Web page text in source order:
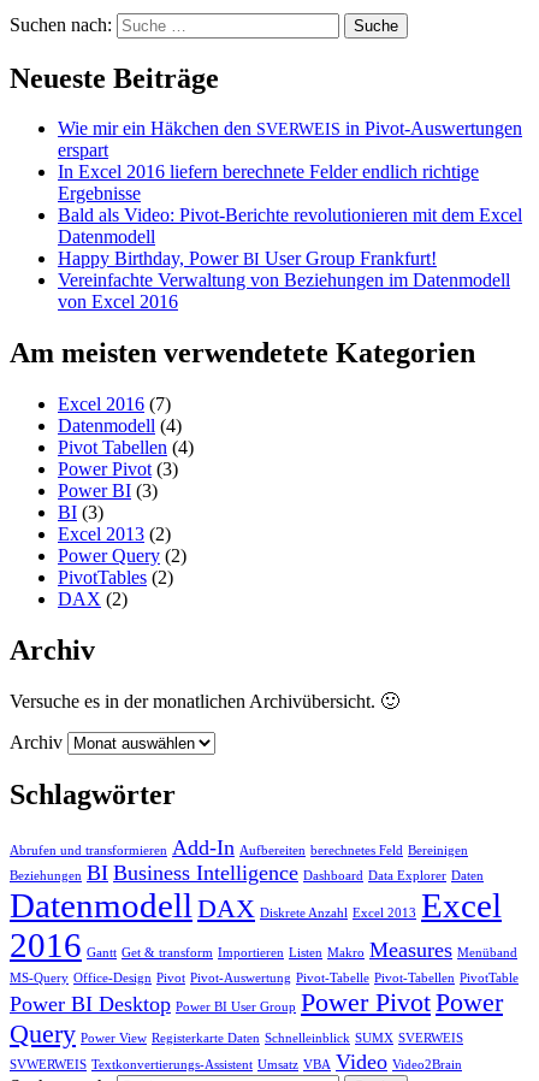
Suchen nach:
Neueste Beiträge
Wie mir ein Häkchen den SVERWEIS in Pivot-Auswertungen
erspart
In Excel 2016 liefern berechnete Felder endlich richtige
Ergebnisse
Bald als Video: Pivot-Berichte revolutionieren mit dem Excel
Datenmodell
Happy Birthday, PowerBI User Group Frankfurt!
Vereinfachte Verwaltung von Beziehungen im Datenmodell
von Excel 2016
Am meisten verwendetete Kategorien
Excel 2016 (7)
Datenmodell (4)
Pivot Tabellen (4)
Power Pivot (3)
Power BI (3)
BI (3)
Excel 2013 (2)
Power Query (2)
PivotTables (2)
DAX (2)
Archiv
Versuche es in der monatlichen Archivübersicht. 🙂
Archiv
Schlagwörter
Abrufen und transformieren Add-In Aufbereiten berechnetes Feld Bereinigen
Beziehungen BI Business Intelligence Dashboard Data Explorer Daten
Datenmodell DAX Diskrete Anzahl Excel 2013 Excel
2016 Gantt Get & transform Importieren Listen Makro Measures Menüband
MS-Query Office-Design Pivot Pivot-Auswertung Pivot-Tabelle Pivot-Tabellen PivotTable
Power BI Desktop Power BI User Group Power PivotPower
Query Power View Registerkarte Daten Schnelleinblick SUMX SVERWEIS
SVWERWEIS Textkonvertierungs-Assistent Umsatz VBA Video Video2Brain